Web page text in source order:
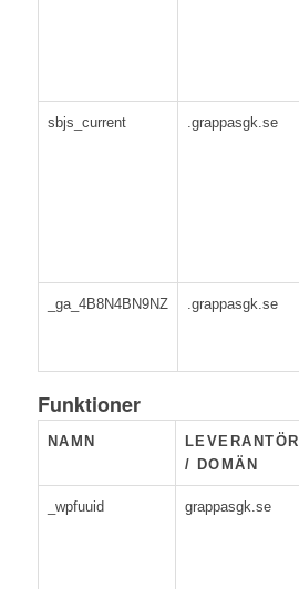
sbjs_current .grappasgk.se
_ga_4B8N4BN9NZ .grappasgk.se
Funktioner
NAMN
LEVERANTÖR
/ DOMÄN
_wpfuuid grappasgk.se